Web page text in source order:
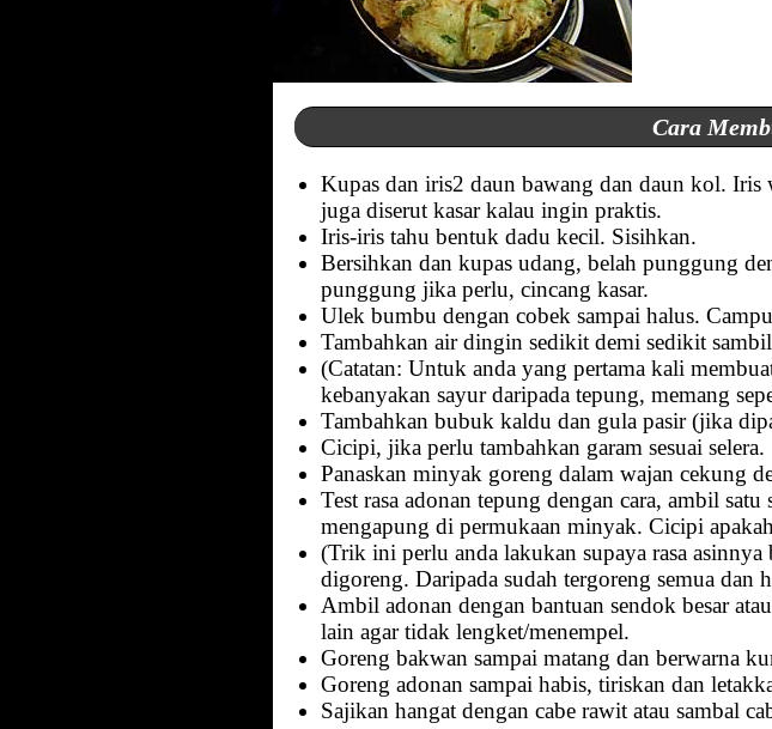
Cara
Kupas dan iris2 daun bawang dan daun kol.
juga diserut kasar kalau ingin praktis.
Iris-iris tahu bentuk dadu kecil. Sisihkan.
Bersihkan dan kupas udang, belah punggung
punggung jika perlu, cincang kasar.
Ulek bumbu dengan cobek sampai halus.
Tambahkan air dingin sedikit demi sedikit
(Catatan: Untuk anda yang pertama kali
kebanyakan sayur daripada tepung, memang
Tambahkan bubuk kaldu dan gula pasir (jika
Cicipi, jika perlu tambahkan garam sesuai selera.
Panaskan minyak goreng dalam wajan cekung
Test rasa adonan tepung dengan cara, ambil
mengapung di permukaan minyak. Cicipi
(Trik ini perlu anda lakukan supaya rasa asinnya
digoreng. Daripada sudah tergoreng semua dan
Ambil adonan dengan bantuan sendok besar
lain agar tidak lengket/menempel.
Goreng bakwan sampai matang dan berwarna
Goreng adonan sampai habis, tiriskan dan
Sajikan hangat dengan cabe rawit atau sambal